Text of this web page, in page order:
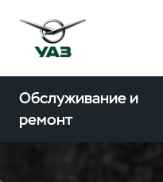
Обслуживание и
ремонт